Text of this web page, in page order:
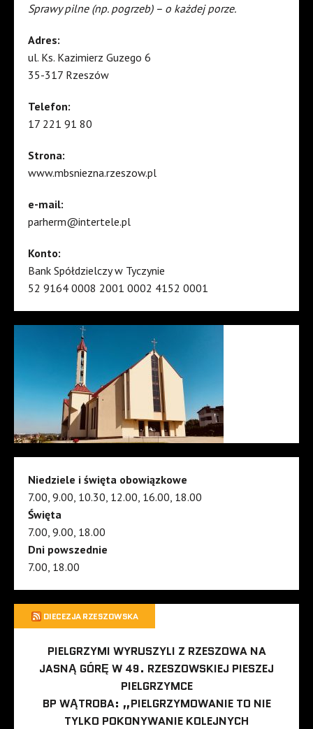
Sprawy pilne (np. pogrzeb) – o każdej porze.
Adres:
ul. Ks. Kazimierz Guzego 6
35-317 Rzeszów
Telefon:
17 221 91 80
Strona:
www.mbsniezna.rzeszow.pl
e-mail:
parherm@intertele.pl
Konto:
Bank Spółdzielczy w Tyczynie
52 9164 0008 2001 0002 4152 0001
Niedziele i święta obowiązkowe
7.00, 9.00, 10.30, 12.00, 16.00, 18.00
Święta
7.00, 9.00, 18.00
Dni powszednie
7.00, 18.00
DIECEZJA RZESZOWSKA
PIELGRZYMI WYRUSZYLI Z RZESZOWA NA
JASNĄ GÓRĘ W 49. RZESZOWSKIEJ PIESZEJ
PIELGRZYMCE
BP WĄTROBA: „PIELGRZYMOWANIE TO NIE
TYLKO POKONYWANIE KOLEJNYCH